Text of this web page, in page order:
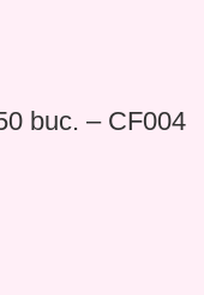
buc. – CF004